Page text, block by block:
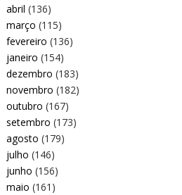
abril (136)
março (115)
fevereiro (136)
janeiro (154)
dezembro (183)
novembro (182)
outubro (167)
setembro (173)
agosto (179)
julho (146)
junho (156)
maio (161)